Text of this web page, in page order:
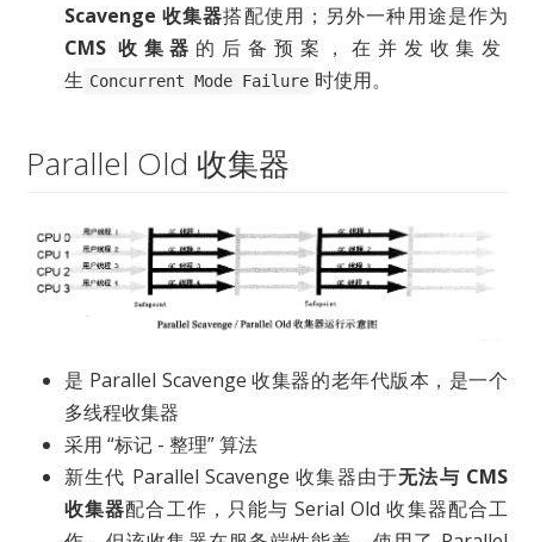
Scavenge 收集器搭配使用；另外一种用途是作为
CMS 收集器 的后备预案，在并发收集发
生 Concurrent Mode Failure 时使用。
Parallel Old 收集器
是 Parallel Scavenge 收集器的老年代版本，是一个
多线程收集器
采用 “标记 - 整理” 算法
新生代 Parallel Scavenge 收集器由于无法与 CMS
收集器配合工作，只能与 Serial Old 收集器配合工